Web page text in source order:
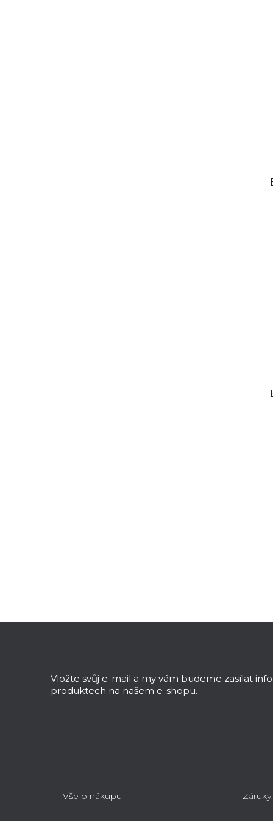
Vložte svůj e-mail a my vám budeme zasílat
produktech na našem e-shopu.
Vše o nákupu